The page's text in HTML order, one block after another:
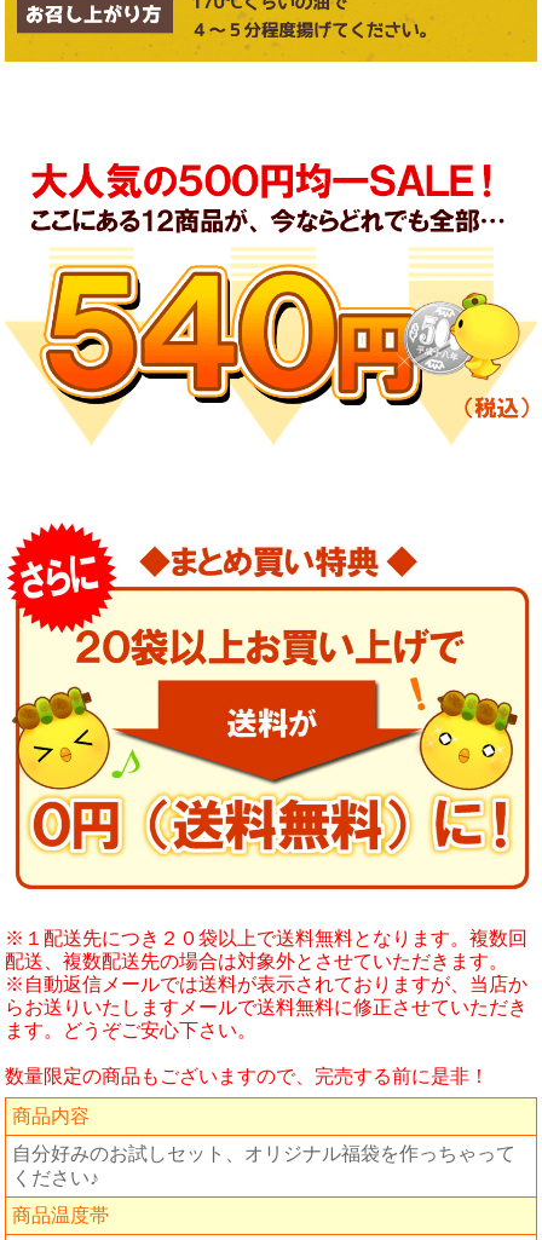
※１配送先につき２０袋以上で送料無料となります。複数回
配送、複数配送先の場合は対象外とさせていただきます。
※自動返信メールでは送料が表示されておりますが、当店か
らお送りいたしますメールで送料無料に修正させていただき
ます。どうぞご安心下さい。
数量限定の商品もございますので、完売する前に是非！
商品内容
自分好みのお試しセット、オリジナル福袋を作っちゃって
ください♪
商品温度帯